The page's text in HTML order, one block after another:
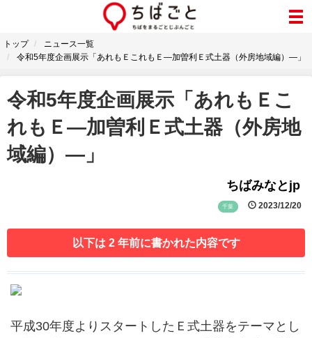
トップ
ニュース一覧
令和5年度企画展示「あれもＥこれもＥ―加曽利Ｅ式土器（外房地域編）―」
令和5年度企画展示「あれもＥこ
れもＥ―加曽利Ｅ式土器（外房地
域編）―」
ちばみなとjp
千葉 2023/12/20
以下は 2 年前に書かれた内容です
平成30年度よりスタートしたＥ式土器をテーマとし